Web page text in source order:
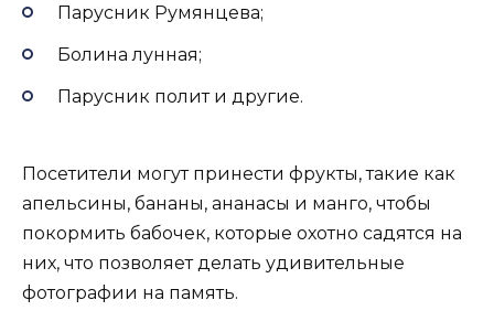
Парусник Румянцева;
Болина лунная;
Парусник полит и другие.
Посетители могут принести фрукты, такие как
апельсины, бананы, ананасы и манго, чтобы
покормить бабочек, которые охотно садятся на
них, что позволяет делать удивительные
фотографии на память.